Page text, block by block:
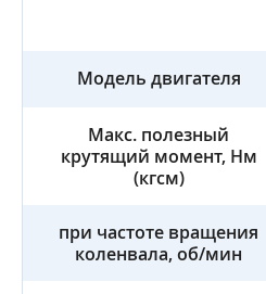
Модель двигателя
Макс. полезный
крутящий момент, Нм
(кгсм)
при частоте вращения
коленвала, об/мин